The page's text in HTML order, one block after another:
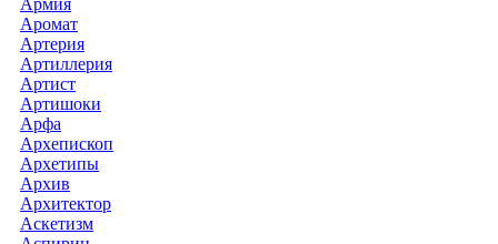
Армия
Аромат
Артерия
Артиллерия
Артист
Артишоки
Арфа
Архепископ
Архетипы
Архив
Архитектор
Аскетизм